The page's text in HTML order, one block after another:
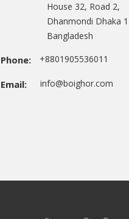
House 32, Road 2,
Dhanmondi Dhaka
Bangladesh
Phone: +8801905536011
Email: info@boighor.com